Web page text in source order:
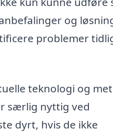
og
problemer
teknologi og
særlig nyttig ved
dyrt, hvis de ikke